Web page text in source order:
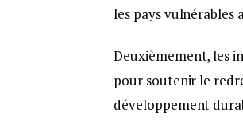
les pays vulnérables
Deuxièmement, les
pour soutenir le
développement